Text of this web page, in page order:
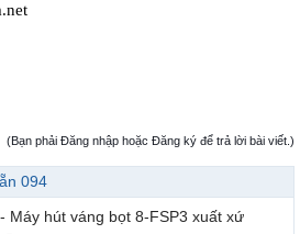
(Bạn phải Đăng nhập hoặc Đăng ký để trả lời bài viết.)
094
Máy hút váng bọt 8-FSP3 xuất xứ